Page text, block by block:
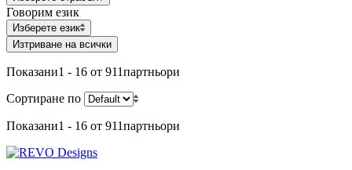
Говорим език
Изберете език
Изтриване на всички
Показани1 - 16 от 911партньори
Сортиране по
Показани1 - 16 от 911партньори